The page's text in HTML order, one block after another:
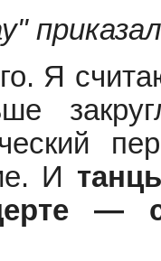
Я
И
—